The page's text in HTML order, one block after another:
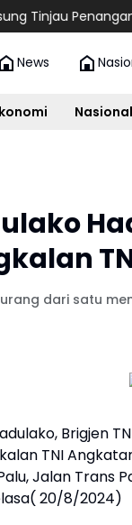
Penanganan
News
Nasional
dari satu
Brigjen
TNI
Jalan Trans
20/8/2024)